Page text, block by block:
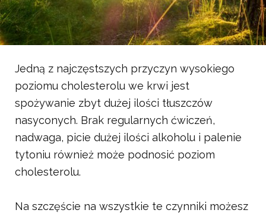
Jedną z najczęstszych przyczyn wysokiego
poziomu cholesterolu we krwi jest
spożywanie zbyt dużej ilości tłuszczów
nasyconych. Brak regularnych ćwiczeń,
nadwaga, picie dużej ilości alkoholu i palenie
tytoniu również może podnosić poziom
cholesterolu.
Na szczęście na wszystkie te czynniki możesz